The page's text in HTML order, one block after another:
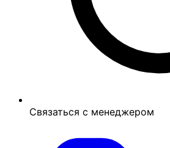
Связаться с менеджером